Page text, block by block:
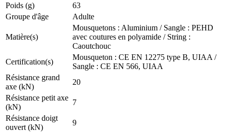
Poids (g)
63
Groupe d'âge
Adulte
Matière(s)
Mousquetons : Aluminium / Sangle : PEHD
avec coutures en polyamide / String :
Caoutchouc
Certification(s)
Mousqueton : CE EN 12275 type B, UIAA /
Sangle : CE EN 566, UIAA
Résistance grand
axe (kN)
20
Résistance petit axe
(kN)
7
Résistance doigt
ouvert (kN)
9